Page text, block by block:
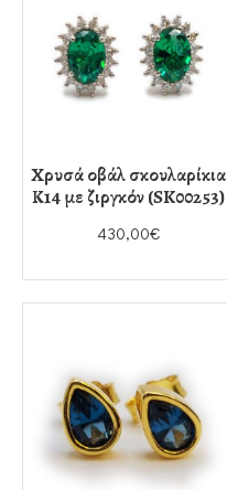
Χρυσά οβάλ σκουλαρίκια
Κ14 με ζιργκόν (SK00253)
430,00€